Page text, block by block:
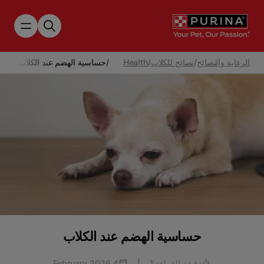
الرعاية والنصائح/نصائح للكلاب/
Health
/حساسية الهضم عند الكلاب
حساسية الهضم عند الكلاب